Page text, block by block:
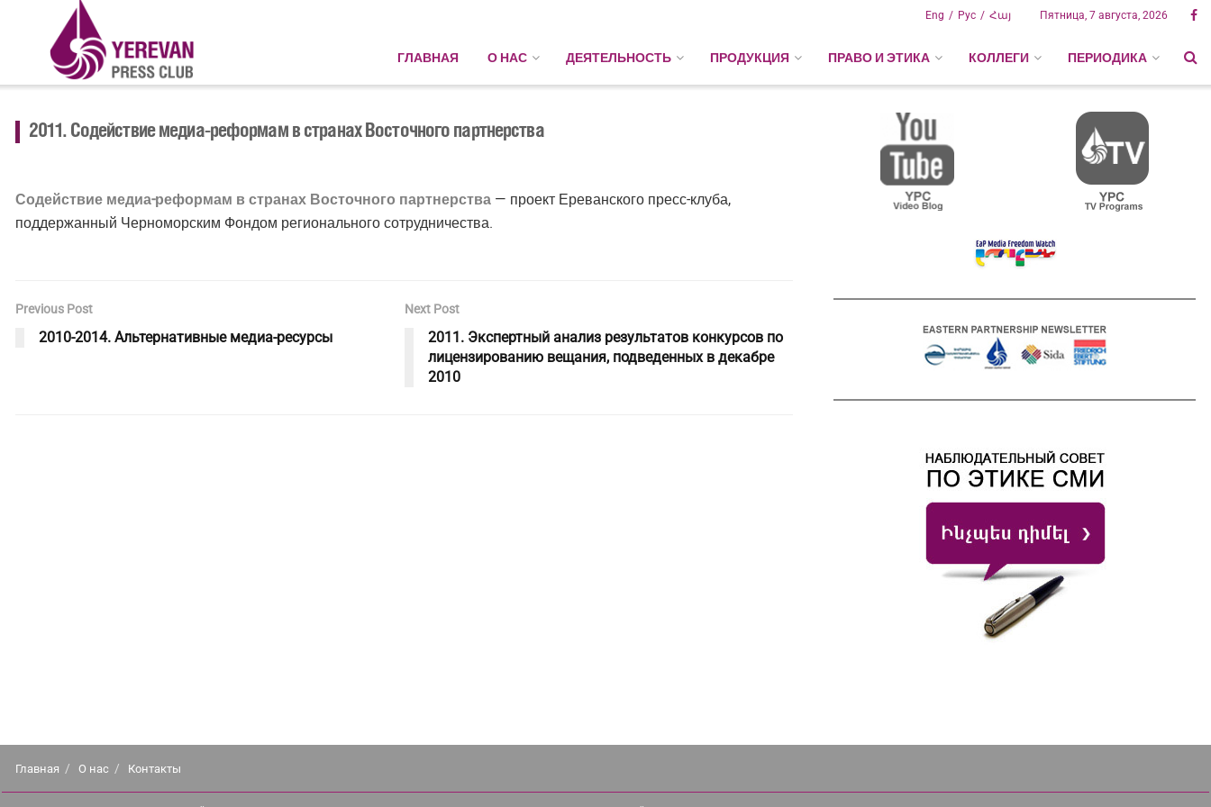
Рус Հայ
Eng Пятница, 7 августа, 2026
ГЛАВНАЯ О НАС ДЕЯТЕЛЬНОСТЬ ПРОДУКЦИЯ ПРАВО И ЭТИКА КОЛЛЕГИ ПЕРИОДИКА
2011. Содействие медиа-реформам в странах Восточного партнерства
Содействие медиа-реформам в странах Восточного партнерства — проект Ереванского пресс-клуба,
поддержанный Черноморским Фондом регионального сотрудничества.
Previous Post
2010-2014. Альтернативные медиа-ресурсы
Next Post
2011. Экспертный анализ результатов конкурсов по
лицензированию вещания, подведенных в декабре
2010
Главная О нас Контакты